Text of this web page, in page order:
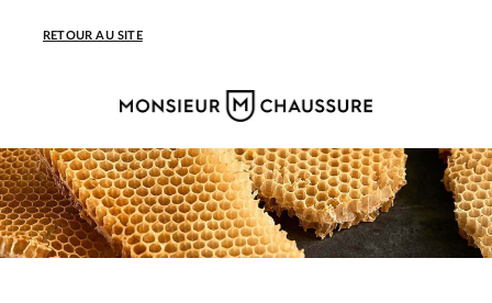
RETOUR AU SITE